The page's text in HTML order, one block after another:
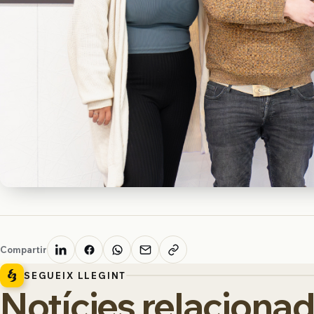
Compartir
SEGUEIX LLEGINT